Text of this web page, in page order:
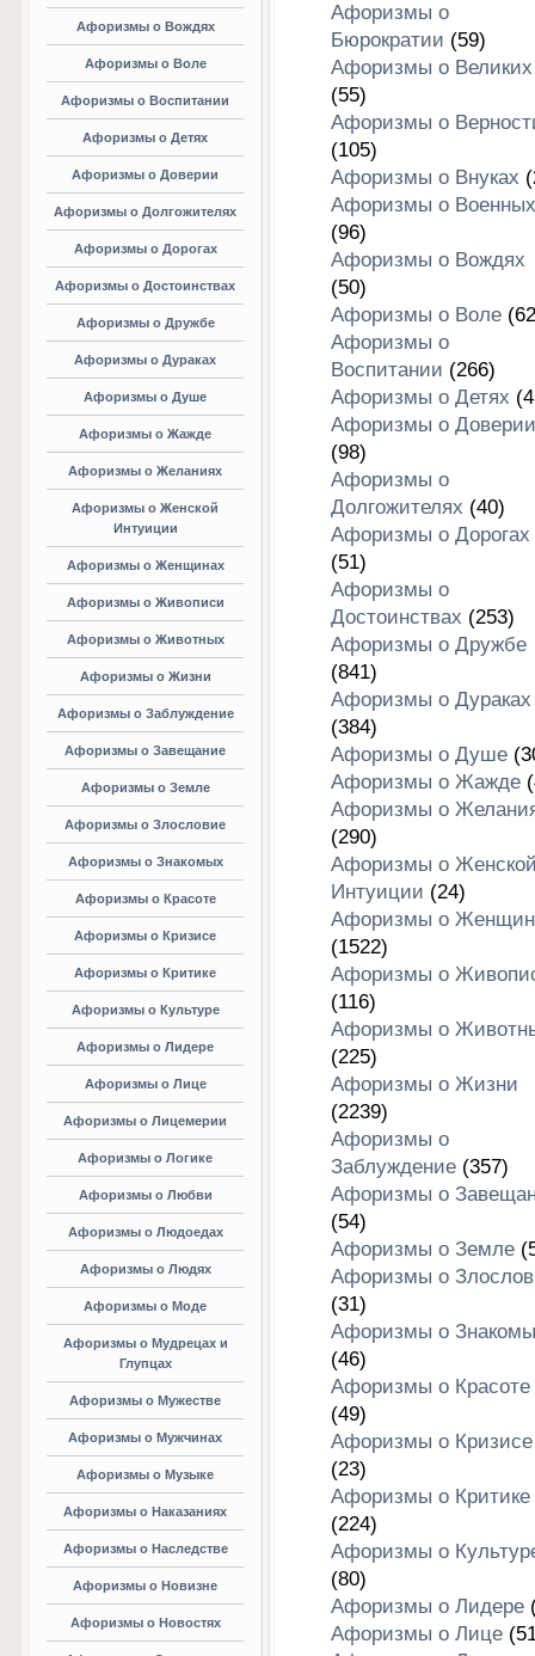
Афоризмы о Вождях
Афоризмы о Воле
Афоризмы о Воспитании
Афоризмы о Детях
Афоризмы о Доверии
Афоризмы о Долгожителях
Афоризмы о Дорогах
Афоризмы о Достоинствах
Афоризмы о Дружбе
Афоризмы о Дураках
Афоризмы о Душе
Афоризмы о Жажде
Афоризмы о Желаниях
Афоризмы о Женской
Интуиции
Афоризмы о Женщинах
Афоризмы о Живописи
Афоризмы о Животных
Афоризмы о Жизни
Афоризмы о Заблуждение
Афоризмы о Завещание
Афоризмы о Земле
Афоризмы о Злословие
Афоризмы о Знакомых
Афоризмы о Красоте
Афоризмы о Кризисе
Афоризмы о Критике
Афоризмы о Культуре
Афоризмы о Лидере
Афоризмы о Лице
Афоризмы о Лицемерии
Афоризмы о Логике
Афоризмы о Любви
Афоризмы о Людоедах
Афоризмы о Людях
Афоризмы о Моде
Афоризмы о Мудрецах и
Глупцах
Афоризмы о Мужестве
Афоризмы о Мужчинах
Афоризмы о Музыке
Афоризмы о Наказаниях
Афоризмы о Наследстве
Афоризмы о Новизне
Афоризмы о Новостях
Афоризмы о
Бюрократии (59)
Афоризмы о Великих
(55)
Афоризмы о
(105)
Афоризмы о Внуках
Афоризмы о Военных
(96)
Афоризмы о Вождях
(50)
Афоризмы о Воле
Афоризмы о
Воспитании (266)
Афоризмы о Детях
Афоризмы о Доверии
(98)
Афоризмы о
Долгожителях (40)
Афоризмы о Дорогах
(51)
Афоризмы о
Достоинствах (253)
Афоризмы о Дружбе
(841)
Афоризмы о Дураках
(384)
Афоризмы о Душе
Афоризмы о Жажде
Афоризмы о
(290)
Афоризмы о
Интуиции (24)
Афоризмы о
(1522)
Афоризмы о
(116)
Афоризмы о
(225)
Афоризмы о Жизни
(2239)
Афоризмы о
Заблуждение(357)
Афоризмы о
(54)
Афоризмы о Земле
Афоризмы о
(31)
Афоризмы о
(46)
Афоризмы о Красоте
(49)
Афоризмы о Кризисе
(23)
Афоризмы о Критике
(224)
Афоризмы о
(80)
Афоризмы о Лидере
Афоризмы о Лице